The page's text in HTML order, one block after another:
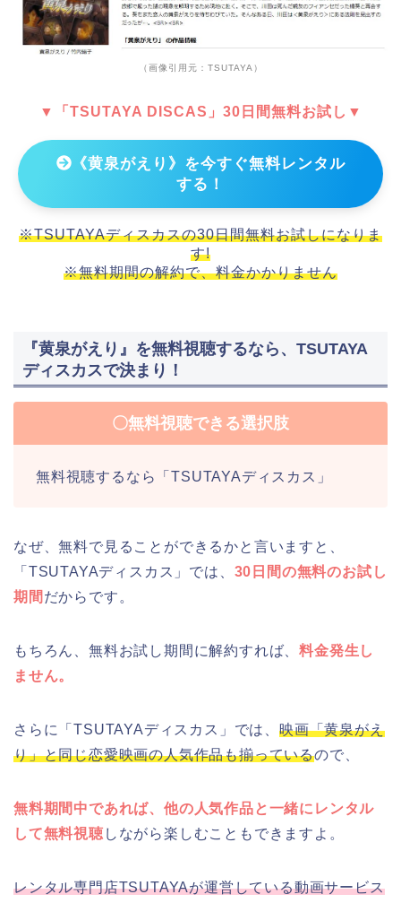
（画像引用元：TSUTAYA）
▼「TSUTAYA DISCAS」30日間無料お試し▼
《黄泉がえり》を今すぐ無料レンタル
する！
※TSUTAYAディスカスの30日間無料お試しになりま
す!
※無料期間の解約で、料金かかりません
『黄泉がえり』を無料視聴するなら、TSUTAYA
ディスカスで決まり！
〇無料視聴できる選択肢
無料視聴するなら「TSUTAYAディスカス」
なぜ、無料で見ることができるかと言いますと、
「TSUTAYAディスカス」では、 30日間の無料のお試し
期間 だからです。
もちろん、無料お試し期間に解約すれば、料金発生し
ません。
さらに「TSUTAYAディスカス」では、 映画「黄泉がえ
り」と同じ恋愛映画の人気作品も揃っているので、
無料期間中であれば、他の人気作品と一緒にレンタル
して無料視聴 しながら楽しむこともできますよ。
レンタル専門店TSUTAYAが運営している動画サービス